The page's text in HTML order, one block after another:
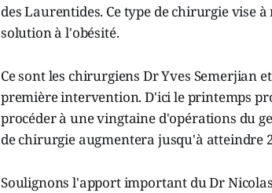
des Laurentides. Ce type de chirurgie vise
solution à l'obésité.
Ce sont les chirurgiens Dr Yves Semerjian
première intervention. D'ici le printemps
procéder à une vingtaine d'opérations du
de chirurgie augmentera jusqu'à atteindre
Soulignons l'apport important du Dr